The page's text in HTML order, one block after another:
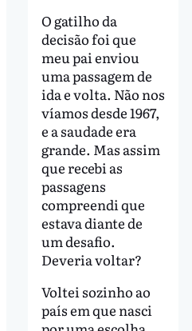
O gatilho da
decisão foi que
meu pai enviou
uma passagem de
ida e volta. Não nos
víamos desde 1967,
e a saudade era
grande. Mas assim
que recebi as
passagens
compreendi que
estava diante de
um desafio.
Deveria voltar?
Voltei sozinho ao
país em que nasci